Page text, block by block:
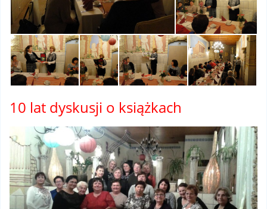
10 lat dyskusji o książkach